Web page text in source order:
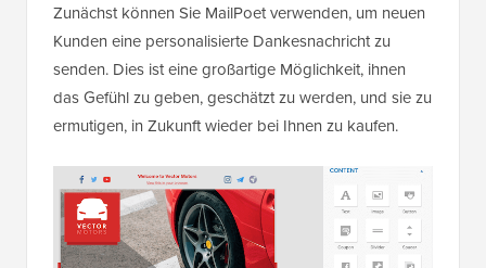
Zunächst können Sie MailPoet verwenden, um neuen
Kunden eine personalisierte Dankesnachricht zu
senden. Dies ist eine großartige Möglichkeit, ihnen
das Gefühl zu geben, geschätzt zu werden, und sie zu
ermutigen, in Zukunft wieder bei Ihnen zu kaufen.